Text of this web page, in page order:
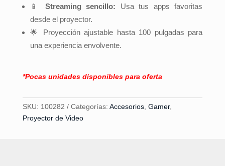
📱 Streaming sencillo: Usa tus apps favoritas
desde el proyector.
🌟 Proyección ajustable hasta 100 pulgadas para
una experiencia envolvente.
*Pocas unidades disponibles para oferta
SKU: 100282 Categorías: Accesorios, Gamer,
Proyector de Video